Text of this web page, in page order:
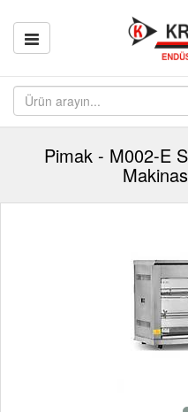
Pimak - M002-E